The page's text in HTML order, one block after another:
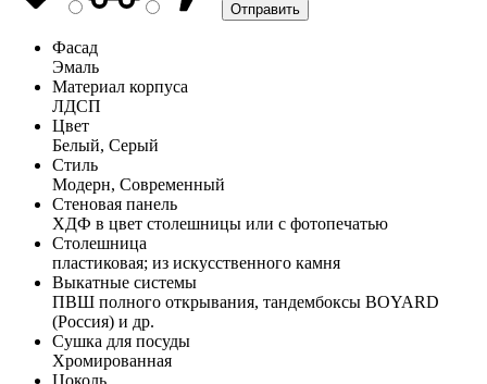
Фасад
Эмаль
Материал корпуса
ЛДСП
Цвет
Белый, Серый
Стиль
Модерн, Современный
Стеновая панель
ХДФ в цвет столешницы или с фотопечатью
Столешница
пластиковая; из искусственного камня
Выкатные системы
ПВШ полного открывания, тандембоксы BOYARD
(Россия) и др.
Сушка для посуды
Хромированная
Цоколь